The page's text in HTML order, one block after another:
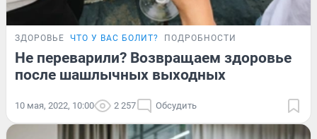
ЗДОРОВЬЕ ЧТО У ВАС БОЛИТ? ПОДРОБНОСТИ
Не переварили? Возвращаем здоровье
после шашлычных выходных
10 мая, 2022, 10:00 2 257 Обсудить